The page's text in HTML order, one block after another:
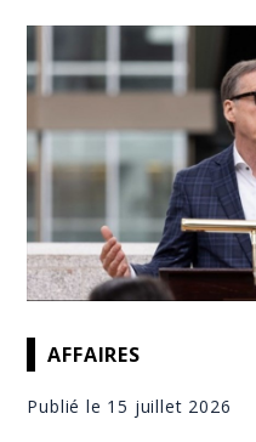
AFFAIRES
Publié le 15 juillet 2026